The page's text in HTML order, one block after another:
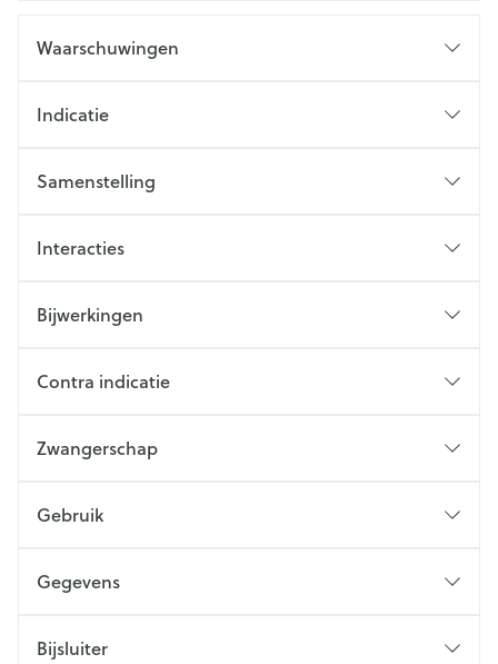
Waarschuwingen
Indicatie
Samenstelling
Interacties
Bijwerkingen
Contra indicatie
Zwangerschap
Gebruik
Gegevens
Bijsluiter